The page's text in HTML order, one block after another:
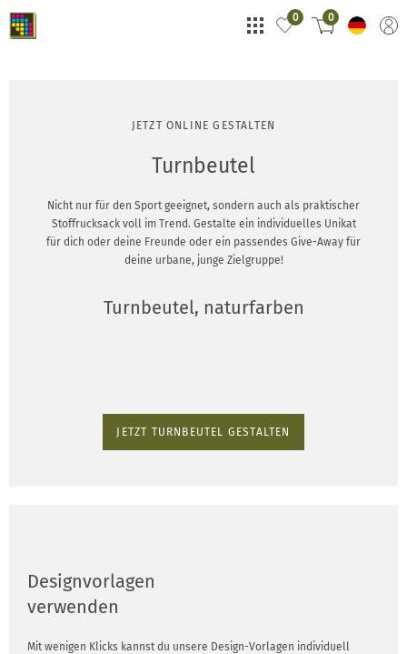
0 0
JETZT ONLINE GESTALTEN
Turnbeutel
Nicht nur für den Sport geeignet, sondern auch als praktischer
Stoffrucksack voll im Trend. Gestalte ein individuelles Unikat
für dich oder deine Freunde oder ein passendes Give-Away für
deine urbane, junge Zielgruppe!
Turnbeutel, naturfarben
JETZT TURNBEUTEL GESTALTEN
Designvorlagen
verwenden
Mit wenigen Klicks kannst du unsere Design-Vorlagen individuell